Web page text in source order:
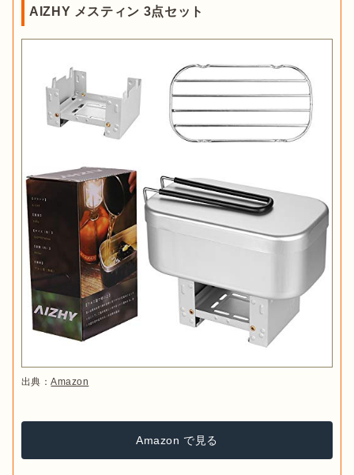
AIZHY メスティン 3点セット
出典：Amazon
Amazon で見る